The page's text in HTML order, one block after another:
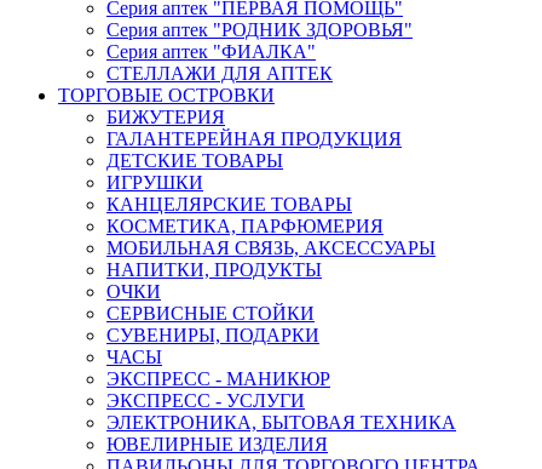
Серия аптек "ПЕРВАЯ ПОМОЩЬ"
Серия аптек "РОДНИК ЗДОРОВЬЯ"
Серия аптек "ФИАЛКА"
СТЕЛЛАЖИ ДЛЯ АПТЕК
ТОРГОВЫЕ ОСТРОВКИ
БИЖУТЕРИЯ
ГАЛАНТЕРЕЙНАЯ ПРОДУКЦИЯ
ДЕТСКИЕ ТОВАРЫ
ИГРУШКИ
КАНЦЕЛЯРСКИЕ ТОВАРЫ
КОСМЕТИКА, ПАРФЮМЕРИЯ
МОБИЛЬНАЯ СВЯЗЬ, АКСЕССУАРЫ
НАПИТКИ, ПРОДУКТЫ
ОЧКИ
СЕРВИСНЫЕ СТОЙКИ
СУВЕНИРЫ, ПОДАРКИ
ЧАСЫ
ЭКСПРЕСС - МАНИКЮР
ЭКСПРЕСС - УСЛУГИ
ЭЛЕКТРОНИКА, БЫТОВАЯ ТЕХНИКА
ЮВЕЛИРНЫЕ ИЗДЕЛИЯ